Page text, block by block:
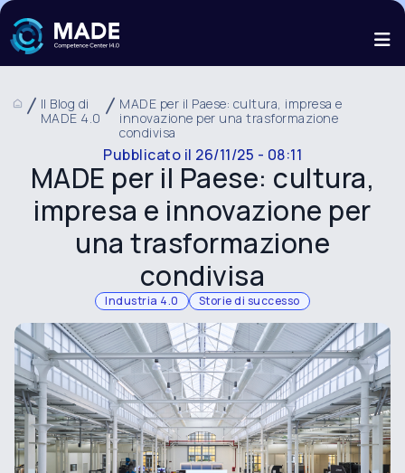
Il Blog di
MADE 4.0
MADE per il Paese: cultura, impresa e
innovazione per una trasformazione
condivisa
Pubblicato il 26/11/25 - 08:11
MADE per il Paese: cultura,
impresa e innovazione per
una trasformazione
condivisa
Industria 4.0 Storie di successo